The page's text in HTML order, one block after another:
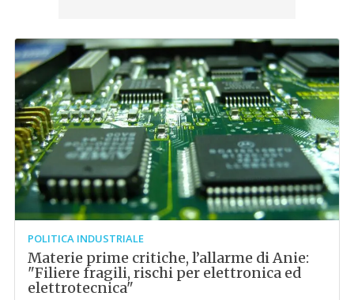
POLITICA INDUSTRIALE
Materie prime critiche, l’allarme di Anie:
"Filiere fragili, rischi per elettronica ed
elettrotecnica"